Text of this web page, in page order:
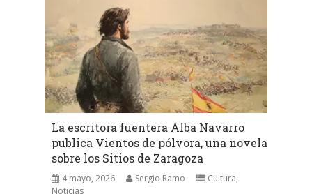
La escritora fuentera Alba Navarro
publica Vientos de pólvora, una novela
sobre los Sitios de Zaragoza
4 mayo, 2026 Sergio Ramo Cultura,
Noticias